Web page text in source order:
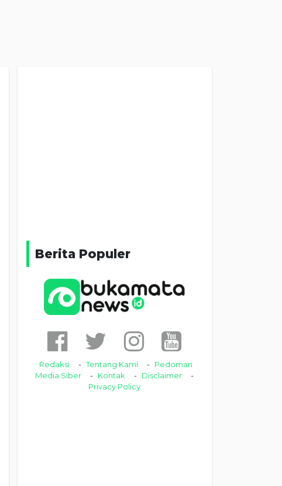
Berita Populer
Redaksi Tentang Kami
Pedoman
Media Siber
Kontak
Disclaimer
Privacy Policy